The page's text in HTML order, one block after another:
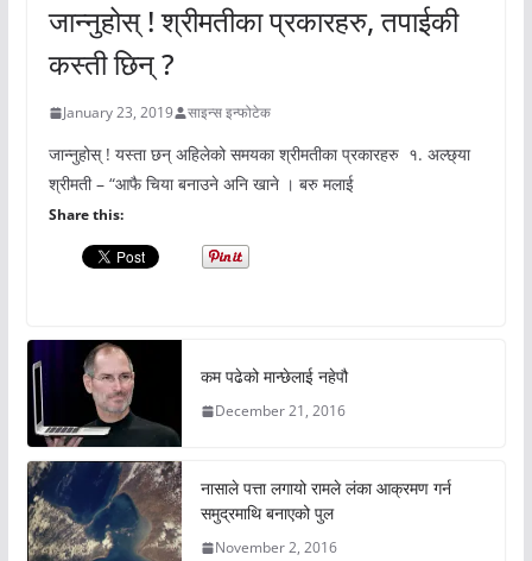
जान्नुहोस् ! श्रीमतीका प्रकारहरु, तपाईकी
कस्ती छिन् ?
January 23, 2019 साइन्स इन्फोटेक
जान्नुहोस् ! यस्ता छन् अहिलेको समयका श्रीमतीका प्रकारहरु १. अल्छ्या
श्रीमती – “आफै चिया बनाउने अनि खाने । बरु मलाई
Share this:
कम पढेको मान्छेलाई नहेपौ
December 21, 2016
नासाले पत्ता लगायो रामले लंका आक्रमण गर्न
समुद्रमाथि बनाएको पुल
November 2, 2016